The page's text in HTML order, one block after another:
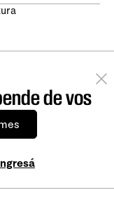
de vos